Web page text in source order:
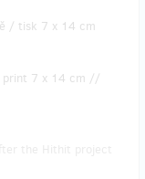
/ tisk 7 x 14 cm
print 7 x 14 cm //